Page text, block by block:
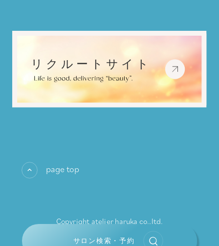
サロン検索・予約
page top
Copyright atelier haruka co.,ltd.